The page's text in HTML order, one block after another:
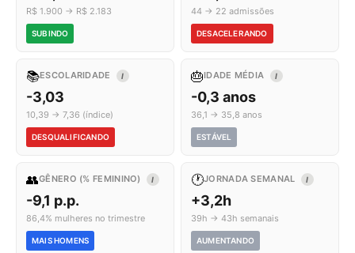
R$ 1.900 → R$ 2.183
SUBINDO
44 → 22 admissões
DESACELERANDO
📚ESCOLARIDADE I
-3,03
10,39 → 7,36 (índice)
DESQUALIFICANDO
🎂IDADE MÉDIA I
-0,3 anos
36,1 → 35,8 anos
ESTÁVEL
👥GÊNERO (% FEMININO) I
-9,1 p.p.
86,4% mulheres no trimestre
MAIS HOMENS
🕐JORNADA SEMANAL I
+3,2h
39h → 43h semanais
AUMENTANDO